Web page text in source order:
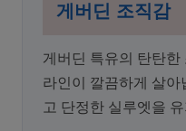
게버딘 조직감
게버딘 특유의 탄탄한
라인이 깔끔하게 살
고 단정한 실루엣을